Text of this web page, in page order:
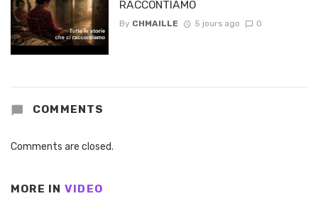
RACCONTIAMO
By CHMAILLE 5 jours ago 0
COMMENTS
Comments are closed.
MORE IN VIDEO